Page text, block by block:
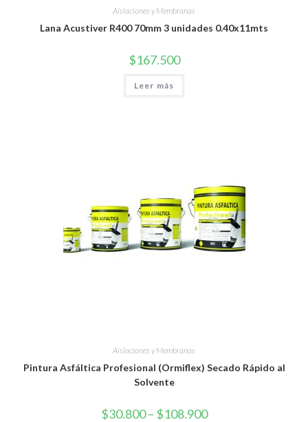
Aislaciones y Membranas
Lana Acustiver R400 70mm 3 unidades 0.40x11mts
$167.500
Leer más
Aislaciones y Membranas
Pintura Asfáltica Profesional (Ormiflex) Secado Rápido al
Solvente
$30.800– $108.900